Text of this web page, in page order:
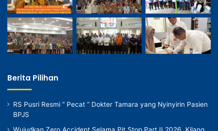
Berita Pilihan
RS Pusri Resmi ” Pecat ” Dokter Tamara yang Nyinyirin Pasien
BPJS